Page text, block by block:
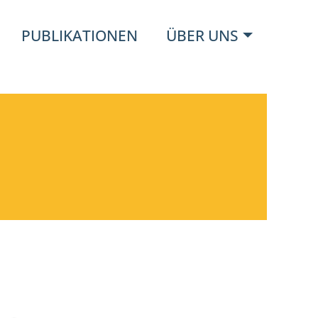
PUBLIKATIONEN ÜBER UNS